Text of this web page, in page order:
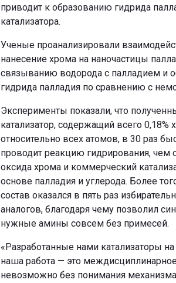
приводит к образованию гидрида
катализатора.
Ученые проанализировали
нанесение хрома на наночастицы
связыванию водорода с палладием и
гидрида палладия по сравнению с
Эксперименты показали, что
катализатор, содержащий всего 0,18%
относительно всех атомов, в 30 раз
проводит реакцию гидрирования, чем
оксида хрома и коммерческий
основе палладия и углерода. Более
состав оказался в пять раз
аналогов, благодаря чему позволил
нужные амины совсем без примесей.
«Разработанные нами катализаторы
наша работа — это
невозможно без понимания механизма